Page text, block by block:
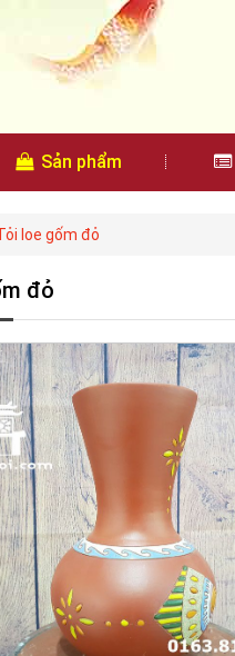
Sản phẩm
loe gốm đỏ
đỏ